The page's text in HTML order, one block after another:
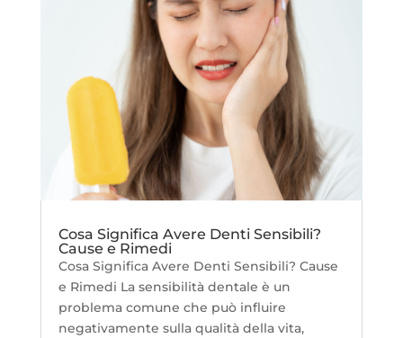
Cosa Significa Avere Denti Sensibili?
Cause e Rimedi
Cosa Significa Avere Denti Sensibili? Cause
e Rimedi La sensibilità dentale è un
problema comune che può influire
negativamente sulla qualità della vita,